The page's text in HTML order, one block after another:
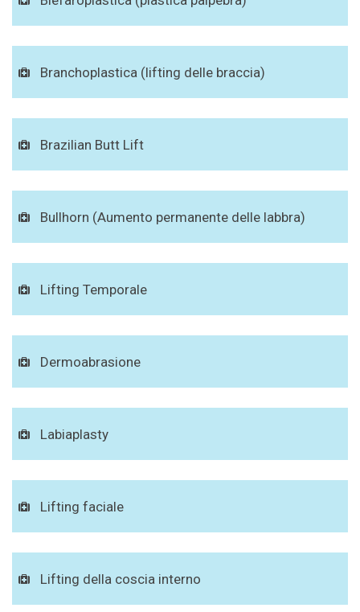
Branchoplastica (lifting delle braccia)
Brazilian Butt Lift
Bullhorn (Aumento permanente delle labbra)
Lifting Temporale
Dermoabrasione
Labiaplasty
Lifting faciale
Lifting della coscia interno